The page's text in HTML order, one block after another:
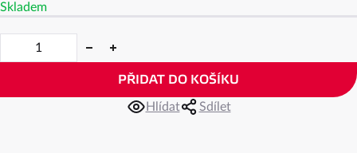
Skladem
PŘIDAT DO KOŠÍKU
Hlídat Sdílet